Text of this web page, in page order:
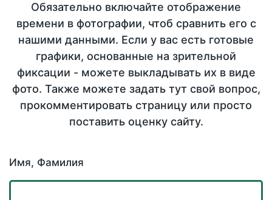
Обязательно включайте отображение
времени в фотографии, чтоб сравнить его с
нашими данными. Если у вас есть готовые
графики, основанные на зрительной
фиксации - можете выкладывать их в виде
фото. Также можете задать тут свой вопрос,
прокомментировать страницу или просто
поставить оценку сайту.
Имя, Фамилия